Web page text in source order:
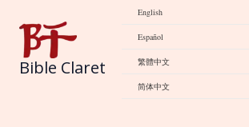
content
Bible Claret
English
Español
繁體中文
简体中文